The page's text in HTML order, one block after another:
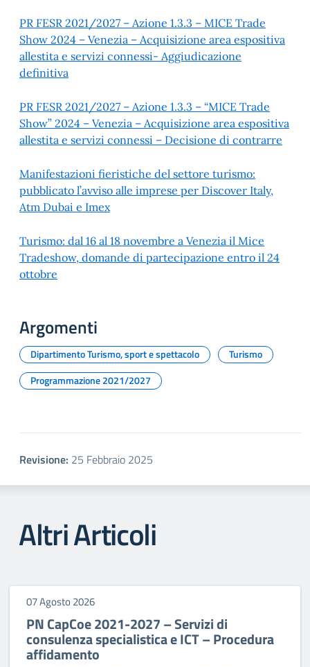
PR FESR 2021/2027 – Azione 1.3.3 – MICE Trade
Show 2024 – Venezia – Acquisizione area espositiva
allestita e servizi connessi- Aggiudicazione
definitiva
PR FESR 2021/2027 – Azione 1.3.3 – “MICE Trade
Show” 2024 – Venezia – Acquisizione area espositiva
allestita e servizi connessi – Decisione di contrarre
Manifestazioni fieristiche del settore turismo:
pubblicato l’avviso alle imprese per Discover Italy,
Atm Dubai e Imex
Turismo: dal 16 al 18 novembre a Venezia il Mice
Tradeshow, domande di partecipazione entro il 24
ottobre
Argomenti
Dipartimento Turismo, sport e spettacolo
Turismo
Programmazione 2021/2027
Revisione: 25 Febbraio 2025
Altri Articoli
07 Agosto 2026
PN CapCoe 2021-2027 – Servizi di
consulenza specialistica e ICT – Procedura
affidamento